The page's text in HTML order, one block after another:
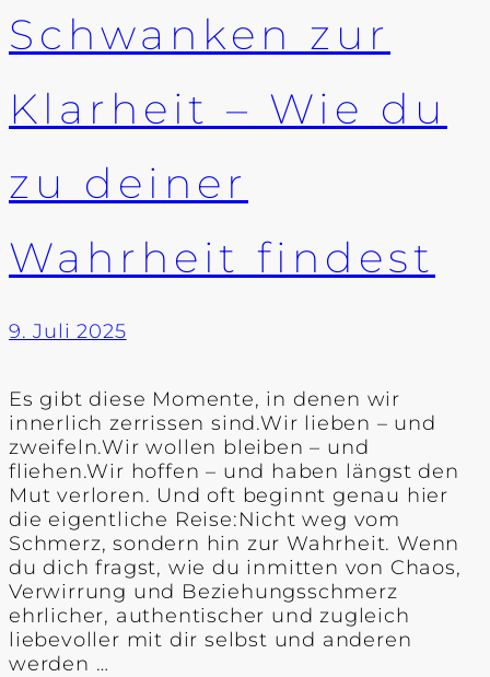
Schwanken zur
Klarheit – Wie du
zu deiner
Wahrheit findest
9. Juli 2025
Es gibt diese Momente, in denen wir
innerlich zerrissen sind.Wir lieben – und
zweifeln.Wir wollen bleiben – und
fliehen.Wir hoffen – und haben längst den
Mut verloren. Und oft beginnt genau hier
die eigentliche Reise:Nicht weg vom
Schmerz, sondern hin zur Wahrheit. Wenn
du dich fragst, wie du inmitten von Chaos,
Verwirrung und Beziehungsschmerz
ehrlicher, authentischer und zugleich
liebevoller mit dir selbst und anderen
werden …